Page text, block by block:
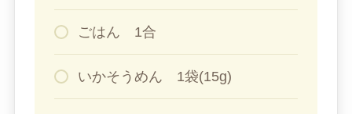
ごはん 1合
いかそうめん 1袋(15g)